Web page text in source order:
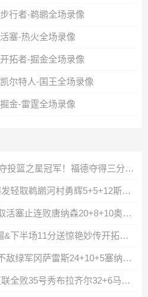
行者-鹈鹕全场录像
塞-热火全场录像
拓者-掘金全场录像
尔特人-国王全场录像
金-雷霆全场录像
全明星：华盛顿神秘人夺投篮之星冠军！福德夺得三分大赛冠军！
🏀夏联-步行者第三节爆发轻取鹈鹕河村勇辉5+5+12斯劳森22分
🏀夏联-热火5人上双轻取活塞止连败唐纳森20+8+10奥科里27分
🏀夏联-杨瀚森13+5+4帽&下半场11分送惊艳妙传开拓者力克掘金
🏀夏联-国王首节仅4分不敌绿军冈萨雷斯24+10+5塞纳克10+12
🏀夏联-雷霆不敌掘金夏联全败35号秀布拉齐尔32+6马拉14+7+6